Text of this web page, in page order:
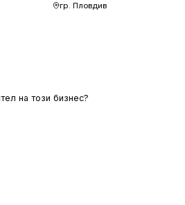
гр. Пловдив
на този бизнес?